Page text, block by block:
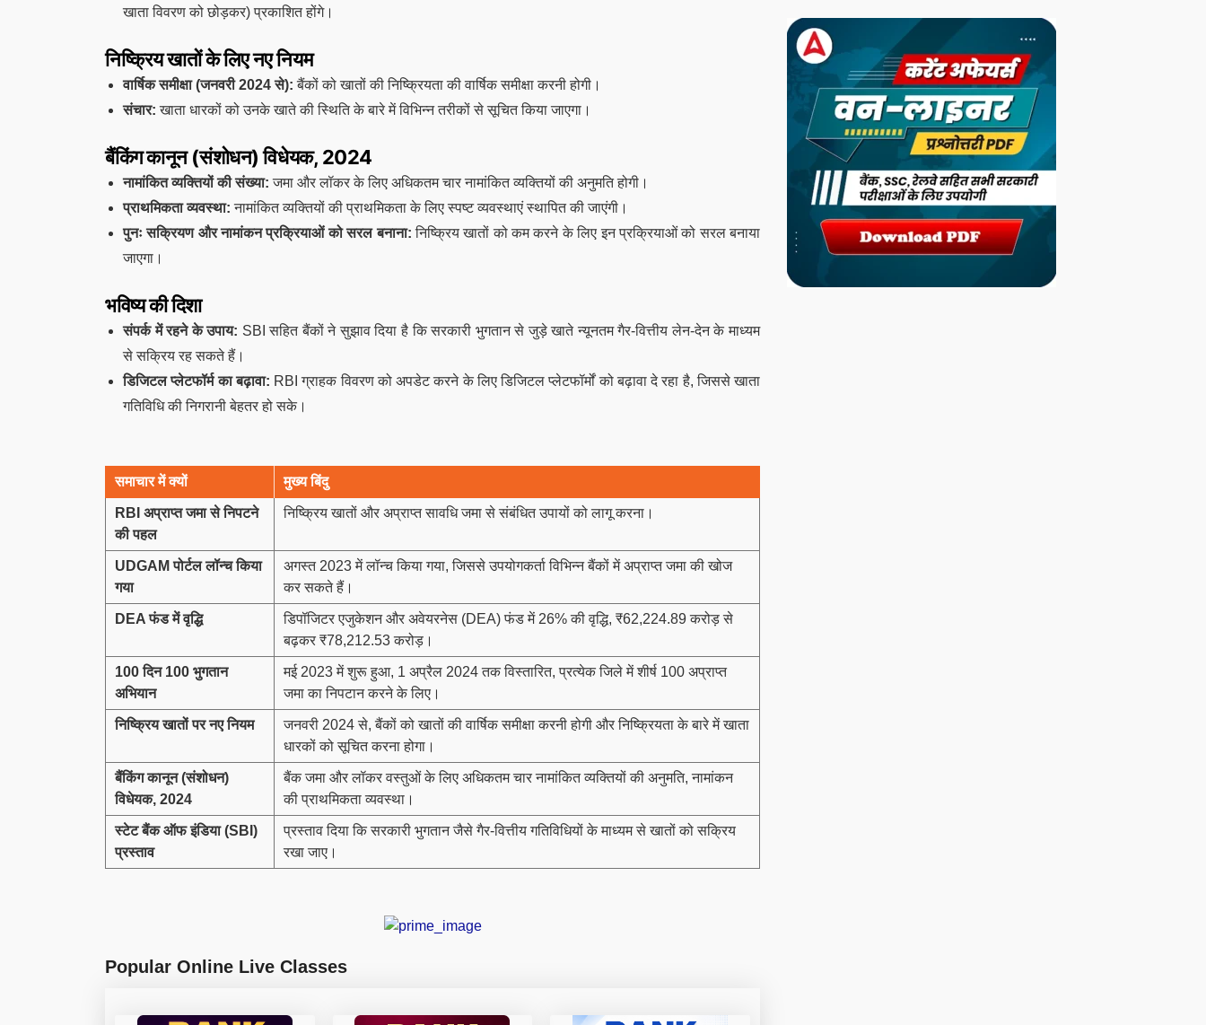
खाता विवरण को छोड़कर) प्रकाशित होंगे।
निष्क्रिय खातों के लिए नए नियम
वार्षिक समीक्षा (जनवरी 2024 से): बैंकों को खातों की निष्क्रियता की वार्षिक समीक्षा करनी होगी।
संचार: खाता धारकों को उनके खाते की स्थिति के बारे में विभिन्न तरीकों से सूचित किया जाएगा।
बैंकिंग कानून (संशोधन) विधेयक, 2024
नामांकित व्यक्तियों की संख्या: जमा और लॉकर के लिए अधिकतम चार नामांकित व्यक्तियों की अनुमति होगी।
प्राथमिकता व्यवस्था: नामांकित व्यक्तियों की प्राथमिकता के लिए स्पष्ट व्यवस्थाएं स्थापित की जाएंगी।
पुनः सक्रियण और नामांकन प्रक्रियाओं को सरल बनाना: निष्क्रिय खातों को कम करने के लिए इन प्रक्रियाओं को सरल बनाया
जाएगा।
भविष्य की दिशा
संपर्क में रहने के उपाय: SBI सहित बैंकों ने सुझाव दिया है कि सरकारी भुगतान से जुड़े खाते न्यूनतम गैर-वित्तीय लेन-देन के माध्यम
से सक्रिय रह सकते हैं।
डिजिटल प्लेटफॉर्म का बढ़ावा: RBI ग्राहक विवरण को अपडेट करने के लिए डिजिटल प्लेटफॉर्मों को बढ़ावा दे रहा है, जिससे खाता
गतिविधि की निगरानी बेहतर हो सके।
समाचार में क्यों मुख्य बिंदु
RBI अप्राप्त जमा से निपटने
की पहल
निष्क्रिय खातों और अप्राप्त सावधि जमा से संबंधित उपायों को लागू करना।
UDGAMपोर्टल लॉन्च किया
गया
अगस्त 2023 में लॉन्च किया गया, जिससे उपयोगकर्ता विभिन्न बैंकों में अप्राप्त जमा की खोज
कर सकते हैं।
DEAफंड में वृद्धि
डिपॉजिटर एजुकेशन और अवेयरनेस (DEA) फंड में 26% की वृद्धि, ₹62,224.89 करोड़ से
बढ़कर ₹78,212.53 करोड़।
100दिन 100 भुगतान
अभियान
मई 2023 में शुरू हुआ, 1 अप्रैल 2024 तक विस्तारित, प्रत्येक जिले में शीर्ष 100 अप्राप्त
जमा का निपटान करने के लिए।
निष्क्रिय खातों पर नए नियम
जनवरी 2024 से, बैंकों को खातों की वार्षिक समीक्षा करनी होगी और निष्क्रियता के बारे में खाता
धारकों को सूचित करना होगा।
बैंकिंग कानून (संशोधन)
विधेयक, 2024
बैंक जमा और लॉकर वस्तुओं के लिए अधिकतम चार नामांकित व्यक्तियों की अनुमति, नामांकन
की प्राथमिकता व्यवस्था।
स्टेट बैंक ऑफ इंडिया (SBI)
प्रस्ताव
प्रस्ताव दिया कि सरकारी भुगतान जैसे गैर-वित्तीय गतिविधियों के माध्यम से खातों को सक्रिय
रखा जाए।
Popular Online Live Classes